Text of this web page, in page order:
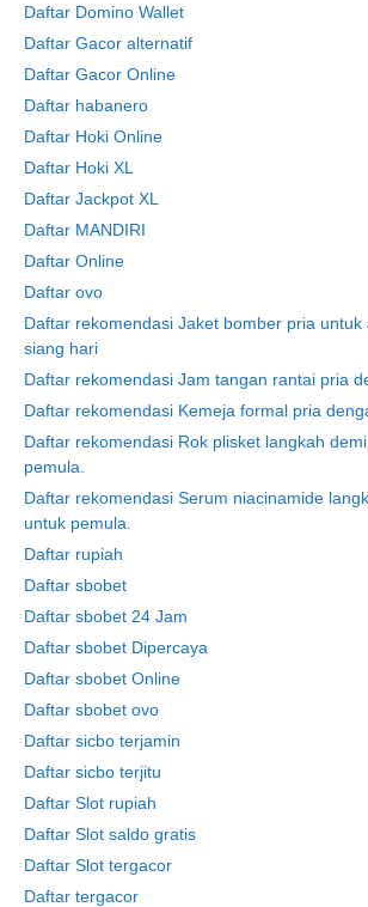
Daftar Domino Wallet
Daftar Gacor alternatif
Daftar Gacor Online
Daftar habanero
Daftar Hoki Online
Daftar Hoki XL
Daftar Jackpot XL
Daftar MANDIRI
Daftar Online
Daftar ovo
Daftar rekomendasi Jaket bomber pria
siang hari
Daftar rekomendasi Jam tangan rantai pria
Daftar rekomendasi Kemeja formal pria
Daftar rekomendasi Rok plisket langkah
pemula.
Daftar rekomendasi Serum niacinamide
untuk pemula.
Daftar rupiah
Daftar sbobet
Daftar sbobet 24 Jam
Daftar sbobet Dipercaya
Daftar sbobet Online
Daftar sbobet ovo
Daftar sicbo terjamin
Daftar sicbo terjitu
Daftar Slot rupiah
Daftar Slot saldo gratis
Daftar Slot tergacor
Daftar tergacor